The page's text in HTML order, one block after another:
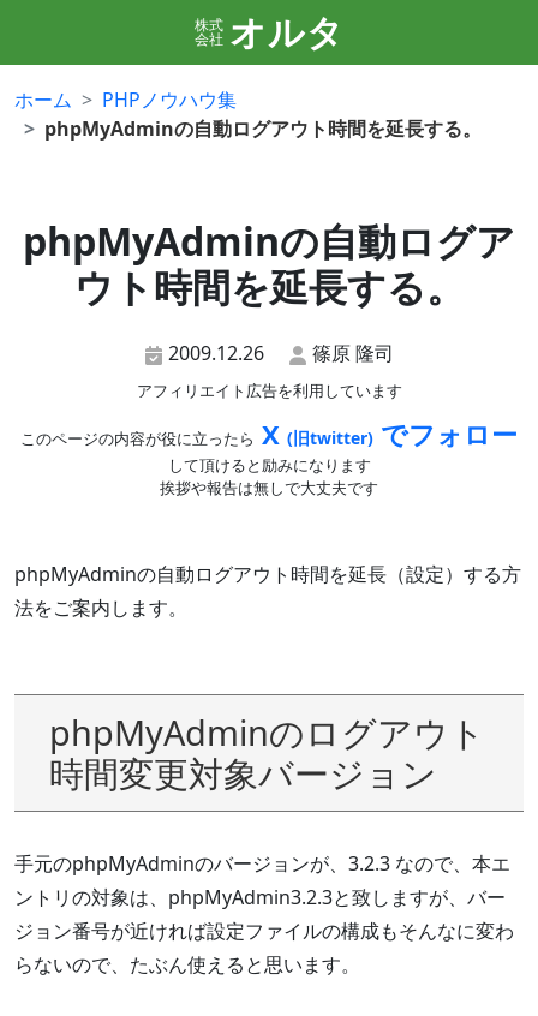
株式
会社 オルタ
ホーム
PHPノウハウ集
phpMyAdminの自動ログアウト時間を延長する。
phpMyAdminの自動ログア
ウト時間を延長する。
2009.12.26 篠原 隆司
アフィリエイト広告を利用しています
このページの内容が役に立ったら X (旧twitter) でフォロー
して頂けると励みになります
挨拶や報告は無しで大丈夫です
phpMyAdminの自動ログアウト時間を延長（設定）する方
法をご案内します。
phpMyAdminのログアウト
時間変更対象バージョン
手元のphpMyAdminのバージョンが、3.2.3 なので、本エ
ントリの対象は、phpMyAdmin3.2.3と致しますが、バー
ジョン番号が近ければ設定ファイルの構成もそんなに変わ
らないので、たぶん使えると思います。